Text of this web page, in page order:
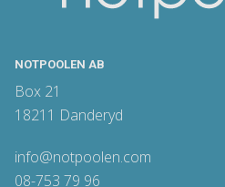
NOTPOOLEN AB
Box 21
18211 Danderyd
info@notpoolen.com
08-753 79 96